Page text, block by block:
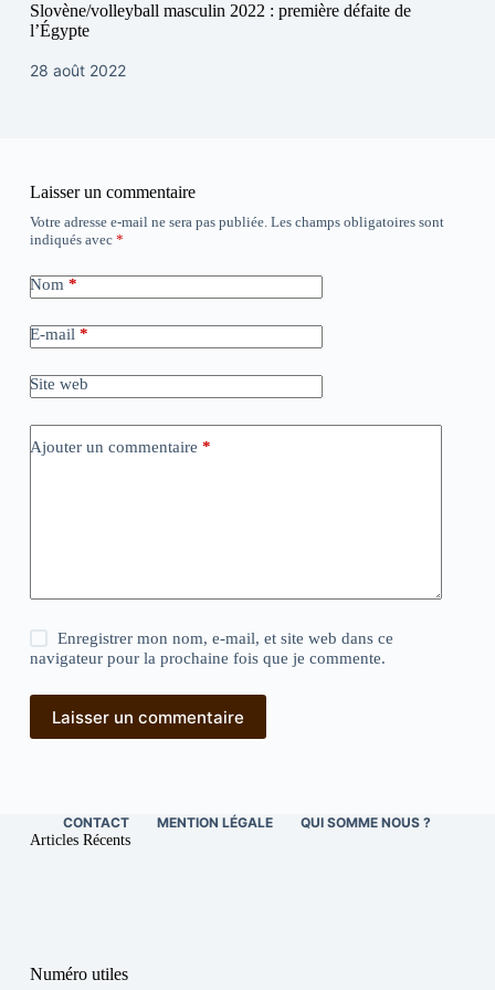
Slovène/volleyball masculin 2022 : première défaite de
l’Égypte
28 août 2022
Laisser un commentaire
Votre adresse e-mail ne sera pas publiée. Les champs obligatoires sont
indiqués avec *
Nom *
E-mail *
Site web
Ajouter un commentaire *
Enregistrer mon nom, e-mail, et site web dans ce
navigateur pour la prochaine fois que je commente.
Laisser un commentaire
CONTACT MENTION LÉGALE QUI SOMME NOUS ?
Articles Récents
Numéro utiles